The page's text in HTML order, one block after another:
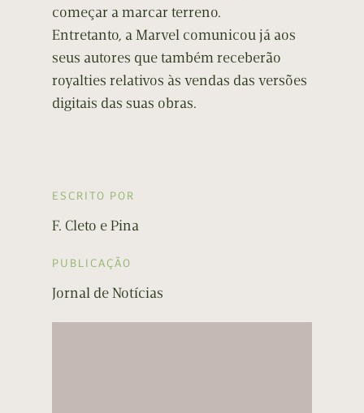
começar a marcar terreno.
Entretanto, a Marvel comunicou já aos
seus autores que também receberão
royalties relativos às vendas das versões
digitais das suas obras.
ESCRITO POR
F. Cleto e Pina
PUBLICAÇÃO
Jornal de Notícias